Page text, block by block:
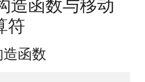
造函数与移动
符
造函数